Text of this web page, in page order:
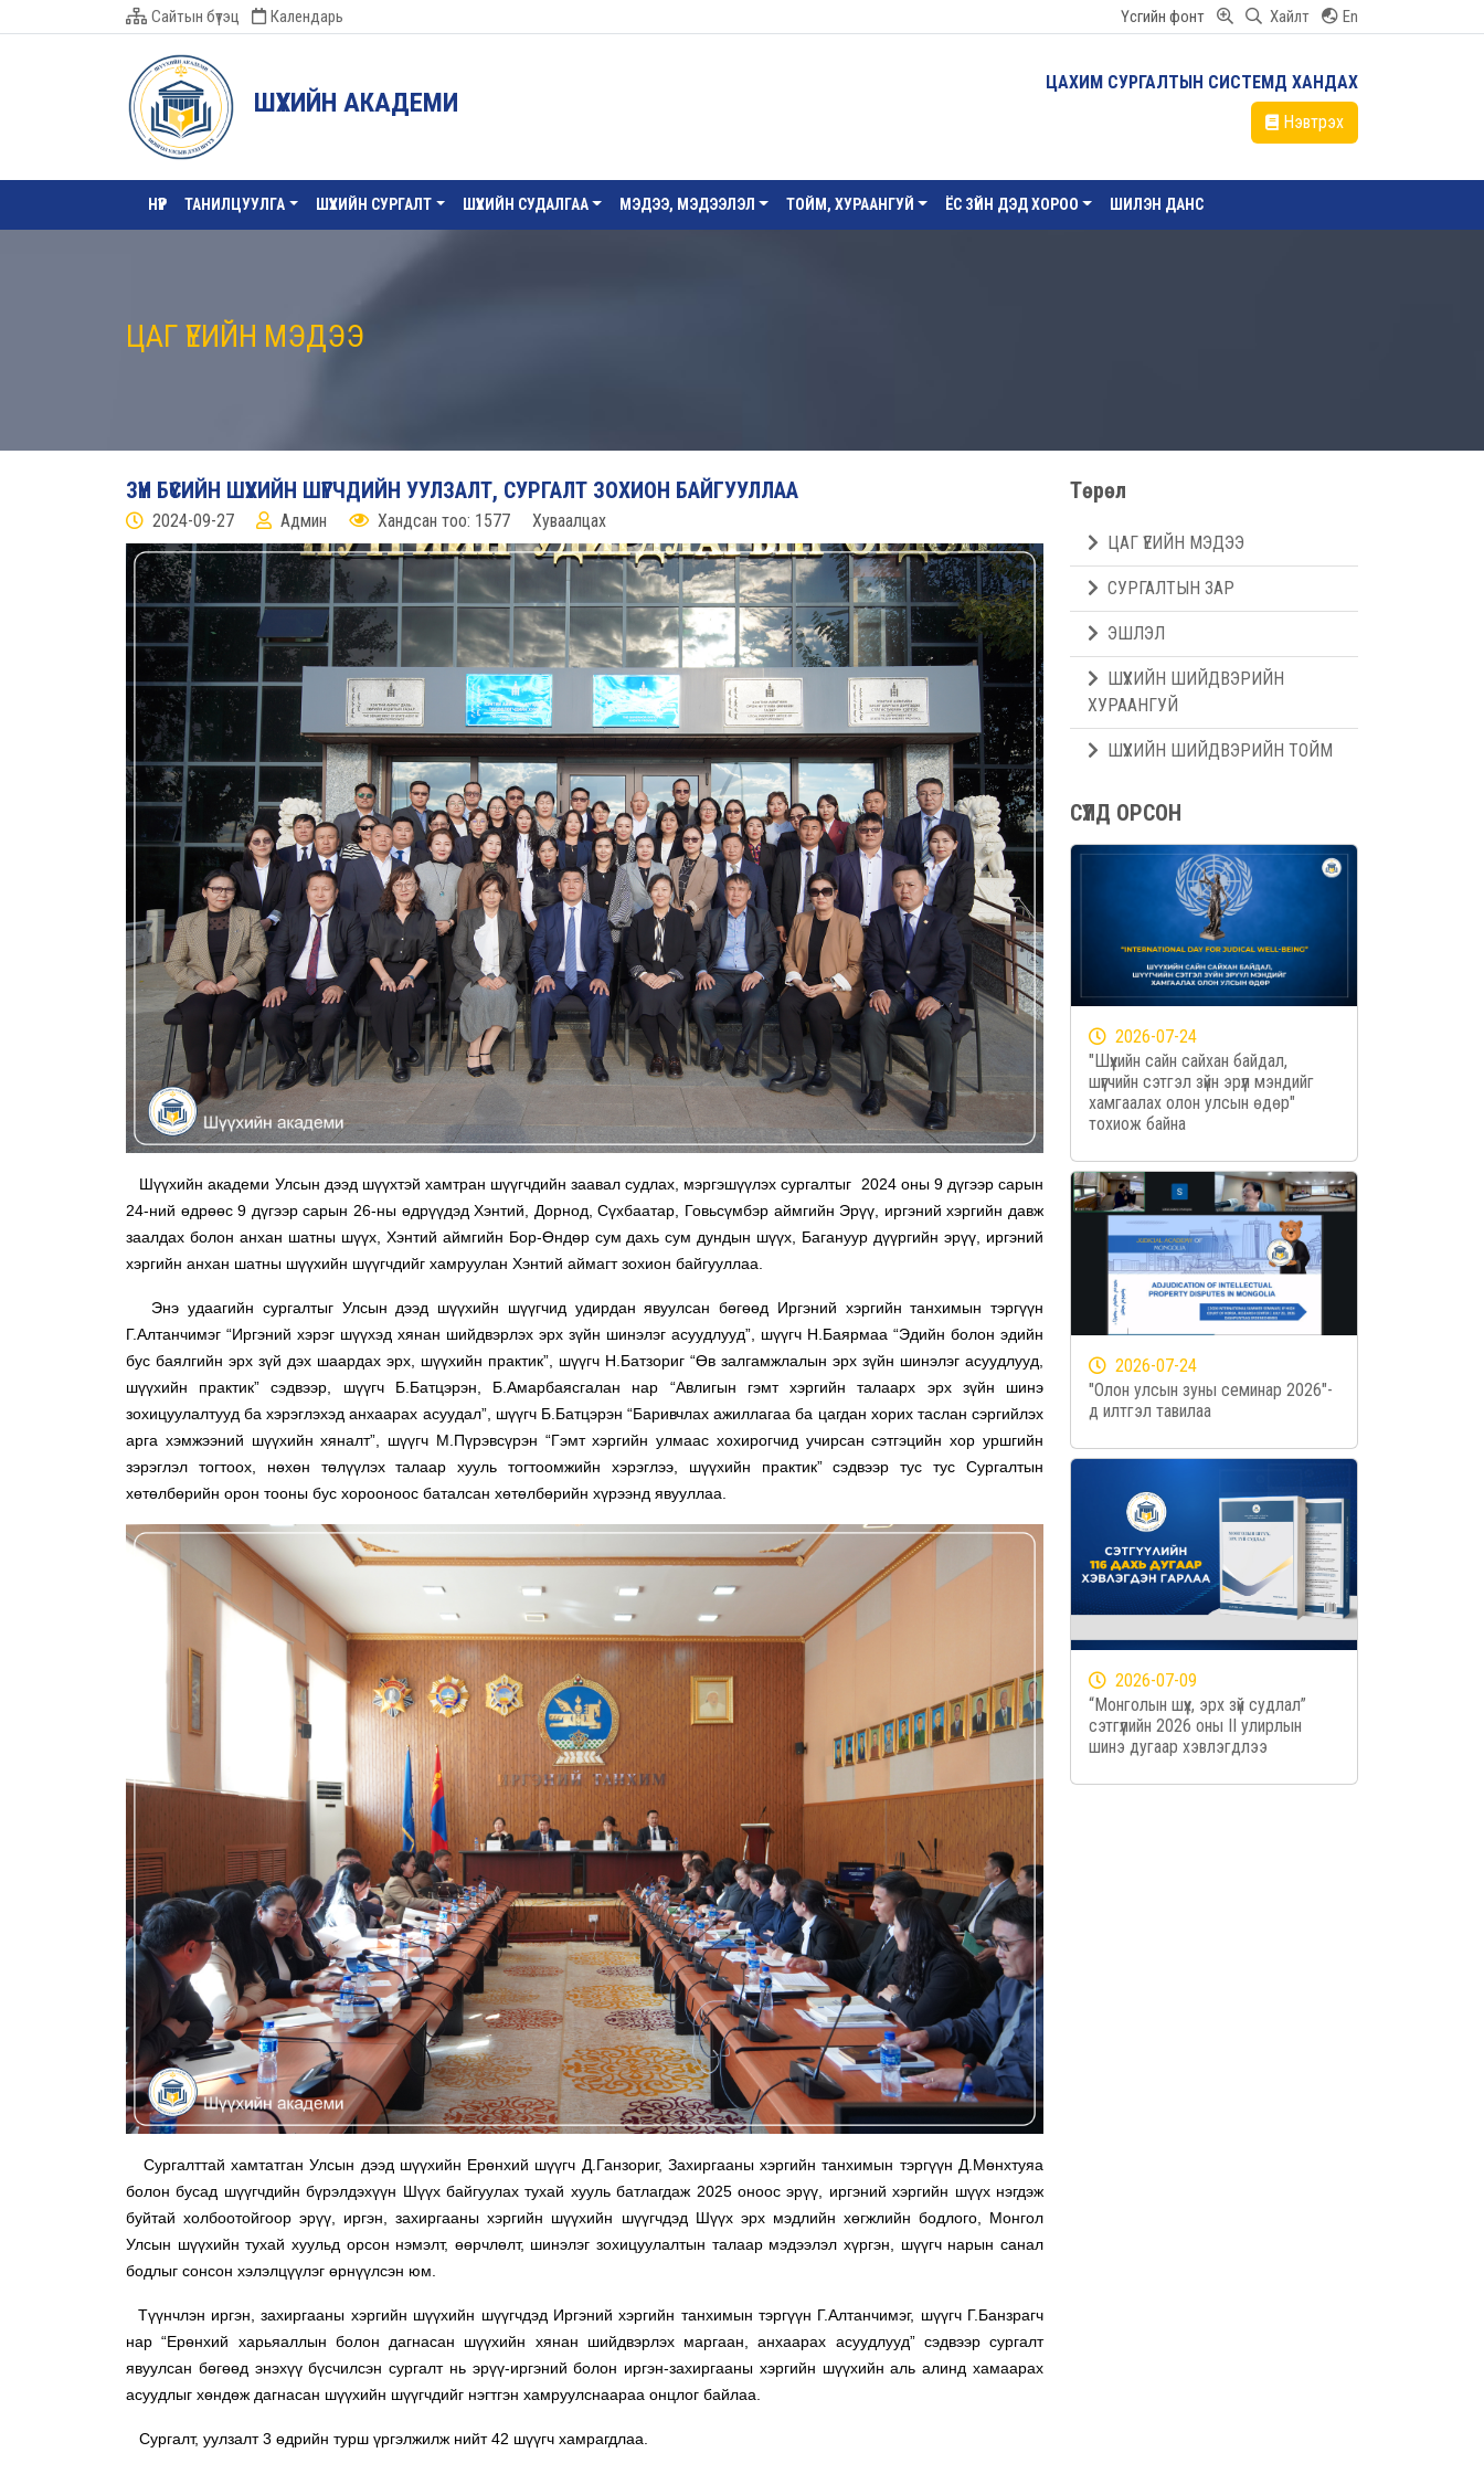
Сайтын бүтэц Календарь Үсгийн фонт Хайлт En
ШҮҮХИЙН АКАДЕМИ
ЦАХИМ СУРГАЛТЫН СИСТЕМД ХАНДАХ
Нэвтрэх
НҮҮР ТАНИЛЦУУЛГА ШҮҮХИЙН СУРГАЛТ ШҮҮХИЙН СУДАЛГАА МЭДЭЭ, МЭДЭЭЛЭЛ ТОЙМ, ХУРААНГУЙ ЁС ЗҮЙН ДЭД ХОРОО ШИЛЭН ДАНС
ЦАГ ҮЕИЙН МЭДЭЭ
ЗҮҮН БҮСИЙН ШҮҮХИЙН ШҮҮГЧДИЙН УУЛЗАЛТ, СУРГАЛТ ЗОХИОН БАЙГУУЛЛАА
2024-09-27 Админ Хандсан тоо: 1577 Хуваалцах
Шүүхийн академи Улсын дээд шүүхтэй хамтран шүүгчдийн заавал судлах, мэргэшүүлэх сургалтыг 2024 оны 9 дүгээр сарын
24-ний өдрөөс 9 дүгээр сарын 26-ны өдрүүдэд Хэнтий, Дорнод, Сүхбаатар, Говьсүмбэр аймгийн Эрүү, иргэний хэргийн давж
заалдах болон анхан шатны шүүх, Хэнтий аймгийн Бор-Өндөр сум дахь сум дундын шүүх, Багануур дүүргийн эрүү, иргэний
хэргийн анхан шатны шүүхийн шүүгчдийг хамруулан Хэнтий аймагт зохион байгууллаа.
Энэ удаагийн сургалтыг Улсын дээд шүүхийн шүүгчид удирдан явуулсан бөгөөд Иргэний хэргийн танхимын тэргүүн
Г.Алтанчимэг “Иргэний хэрэг шүүхэд хянан шийдвэрлэх эрх зүйн шинэлэг асуудлууд”, шүүгч Н.Баярмаа “Эдийн болон эдийн
бус баялгийн эрх зүй дэх шаардах эрх, шүүхийн практик”, шүүгч Н.Батзориг “Өв залгамжлалын эрх зүйн шинэлэг асуудлууд,
шүүхийн практик” сэдвээр, шүүгч Б.Батцэрэн, Б.Амарбаясгалан нар “Авлигын гэмт хэргийн талаарх эрх зүйн шинэ
зохицуулалтууд ба хэрэглэхэд анхаарах асуудал”, шүүгч Б.Батцэрэн “Баривчлах ажиллагаа ба цагдан хорих таслан сэргийлэх
арга хэмжээний шүүхийн хяналт”, шүүгч М.Пүрэвсүрэн “Гэмт хэргийн улмаас хохирогчид учирсан сэтгэцийн хор уршгийн
зэрэглэл тогтоох, нөхөн төлүүлэх талаар хууль тогтоомжийн хэрэглээ, шүүхийн практик” сэдвээр тус тус Сургалтын
хөтөлбөрийн орон тооны бус хорооноос баталсан хөтөлбөрийн хүрээнд явууллаа.
Сургалттай хамтатган Улсын дээд шүүхийн Ерөнхий шүүгч Д.Ганзориг, Захиргааны хэргийн танхимын тэргүүн Д.Мөнхтуяа
болон бусад шүүгчдийн бүрэлдэхүүн Шүүх байгуулах тухай хууль батлагдаж 2025 оноос эрүү, иргэний хэргийн шүүх нэгдэж
буйтай холбоотойгоор эрүү, иргэн, захиргааны хэргийн шүүхийн шүүгчдэд Шүүх эрх мэдлийн хөгжлийн бодлого, Монгол
Улсын шүүхийн тухай хуульд орсон нэмэлт, өөрчлөлт, шинэлэг зохицуулалтын талаар мэдээлэл хүргэн, шүүгч нарын санал
бодлыг сонсон хэлэлцүүлэг өрнүүлсэн юм.
Түүнчлэн иргэн, захиргааны хэргийн шүүхийн шүүгчдэд Иргэний хэргийн танхимын тэргүүн Г.Алтанчимэг, шүүгч Г.Банзрагч
нар “Ерөнхий харьяаллын болон дагнасан шүүхийн хянан шийдвэрлэх маргаан, анхаарах асуудлууд” сэдвээр сургалт
явуулсан бөгөөд энэхүү бүсчилсэн сургалт нь эрүү-иргэний болон иргэн-захиргааны хэргийн шүүхийн аль алинд хамаарах
асуудлыг хөндөж дагнасан шүүхийн шүүгчдийг нэгтгэн хамруулснаараа онцлог байлаа.
Сургалт, уулзалт 3 өдрийн турш үргэлжилж нийт 42 шүүгч хамрагдлаа.
Төрөл
ЦАГ ҮЕИЙН МЭДЭЭ
СУРГАЛТЫН ЗАР
ЭШЛЭЛ
ШҮҮХИЙН ШИЙДВЭРИЙН
ХУРААНГУЙ
ШҮҮХИЙН ШИЙДВЭРИЙН ТОЙМ
СҮҮЛД ОРСОН
2026-07-24
"Шүүхийн сайн сайхан байдал,
шүүгчийн сэтгэл зүйн эрүүл мэндийг
хамгаалах олон улсын өдөр"
тохиож байна
2026-07-24
"Олон улсын зуны семинар 2026"-
д илтгэл тавилаа
2026-07-09
“Монголын шүүх, эрх зүй судлал”
сэтгүүлийн 2026 оны II улирлын
шинэ дугаар хэвлэгдлээ